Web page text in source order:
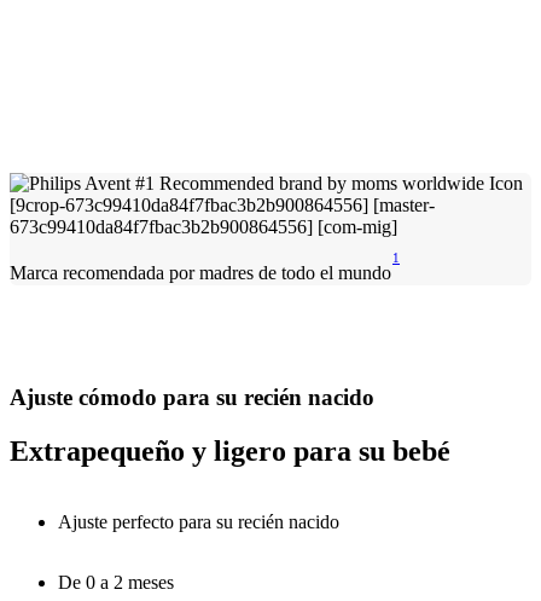
Marca recomendada por madres de todo el mundo
1
Ajuste cómodo para su recién nacido
Extrapequeño y ligero para su bebé
Ajuste perfecto para su recién nacido
De 0 a 2 meses